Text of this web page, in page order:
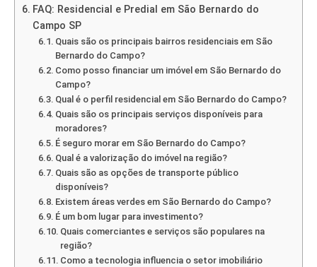
FAQ: Residencial e Predial em São Bernardo do
Campo SP
Quais são os principais bairros residenciais em São
Bernardo do Campo?
Como posso financiar um imóvel em São Bernardo do
Campo?
Qual é o perfil residencial em São Bernardo do Campo?
Quais são os principais serviços disponíveis para
moradores?
É seguro morar em São Bernardo do Campo?
Qual é a valorização do imóvel na região?
Quais são as opções de transporte público
disponíveis?
Existem áreas verdes em São Bernardo do Campo?
É um bom lugar para investimento?
Quais comerciantes e serviços são populares na
região?
Como a tecnologia influencia o setor imobiliário